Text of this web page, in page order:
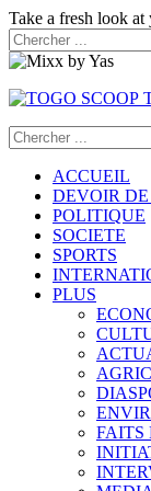
Take a fresh look
ACCUEIL
DEVOIR
POLITIQUE
SOCIETE
SPORTS
PLUS
FAITS